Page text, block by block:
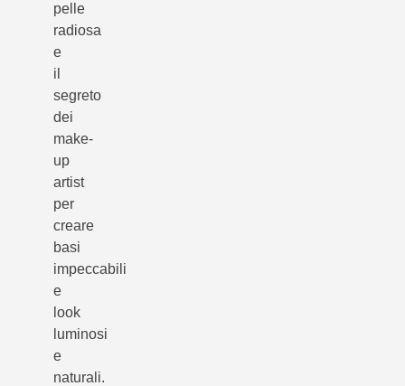
pelle
radiosa
e
il
segreto
dei
make-
up
artist
per
creare
basi
impeccabili
e
look
luminosi
e
naturali.